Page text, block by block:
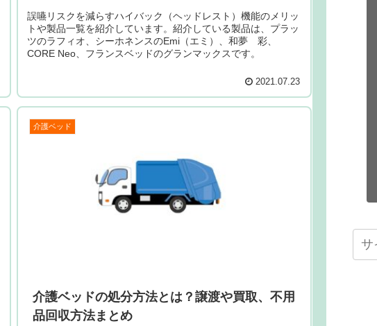
誤嚥リスクを減らすハイバック（ヘッドレスト）機能のメリッ
トや製品一覧を紹介しています。紹介している製品は、プラッ
ツのラフィオ、シーホネンスのEmi（エミ）、和夢 彩、
CORE Neo、フランスベッドのグランマックスです。
2021.07.23
介護ベッド
介護ベッドの処分方法とは？譲渡や買取、不用
品回収方法まとめ